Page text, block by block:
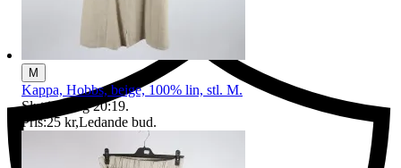
Ersättning om du inte får din vara
M
Kappa, Hobbs, beige, 100% lin, stl. M.
Sluttid 9 aug 20:19.
Pris:25 kr,Ledande bud.